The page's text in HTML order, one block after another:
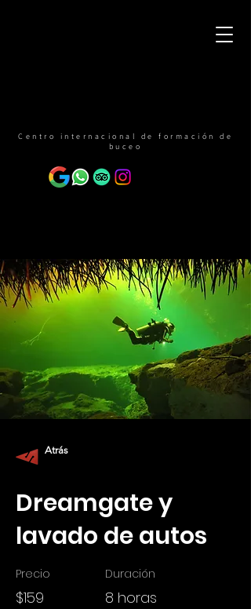
Centro internacional de formación de
buceo
Atrás
Dreamgate y
lavado de autos
Precio
$159
Duración
8 horas